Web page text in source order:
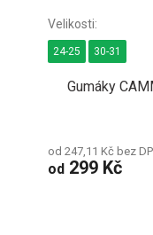
Gumáky
od 247,11 Kč bez
od 299 Kč
24-25 30-31